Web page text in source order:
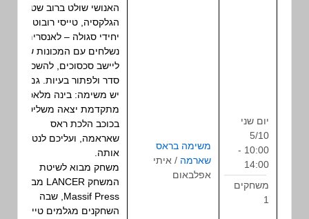
משחקים
משימה בראס
שארמה
/ איתי
אפלבאום
האנושי שולט ברוב שטח
הגלקסיה, טייסי רובוטים
יחידי סגולה – לאנסרים –
נשלחים עם המכונות שלהם
ליישב סכסוכים, להשכין
סדר ולפתור בעיות. גם לכם
יש משימה: בינה מלאכותית
מתקדמת יצאה משליטה
בכוכב הלכת ראס
שאראמה, ועליכם לנטרל
משחק מבוא לשיטת
המשחק LANCER מבית
Massif Press, שבה
השחקנים מגלמים טייסי